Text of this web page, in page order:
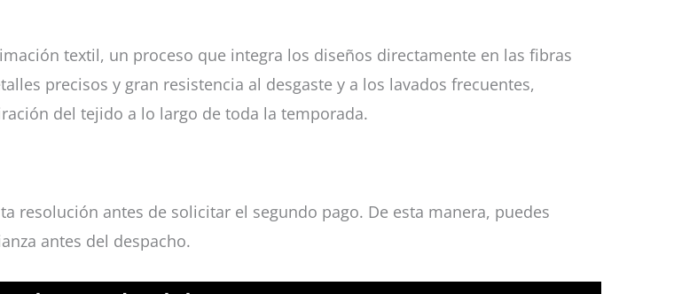
textil, un proceso que integra los diseños directamente en las fibras
precisos y gran resistencia al desgaste y a los lavados frecuentes,
del tejido a lo largo de toda la temporada.
resolución antes de solicitar el segundo pago. De esta manera, puedes
antes del despacho.